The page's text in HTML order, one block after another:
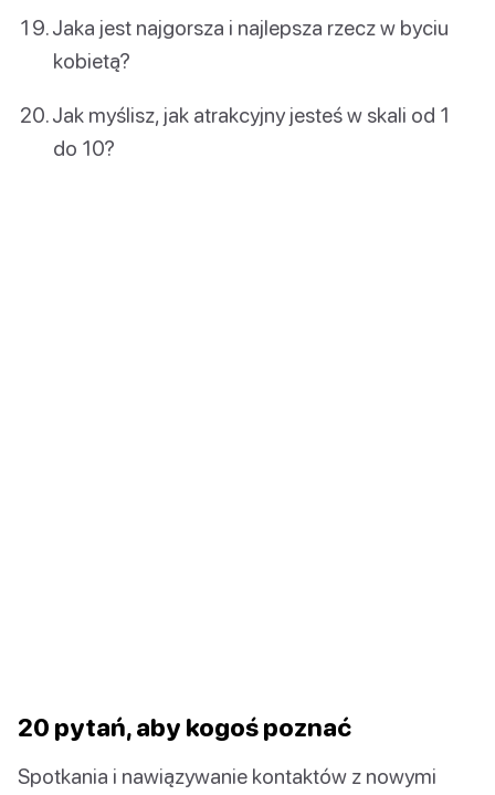
Jaka jest najgorsza i najlepsza rzecz w byciu
kobietą?
Jak myślisz, jak atrakcyjny jesteś w skali od 1
do 10?
20 pytań, aby kogoś poznać
Spotkania i nawiązywanie kontaktów z nowymi